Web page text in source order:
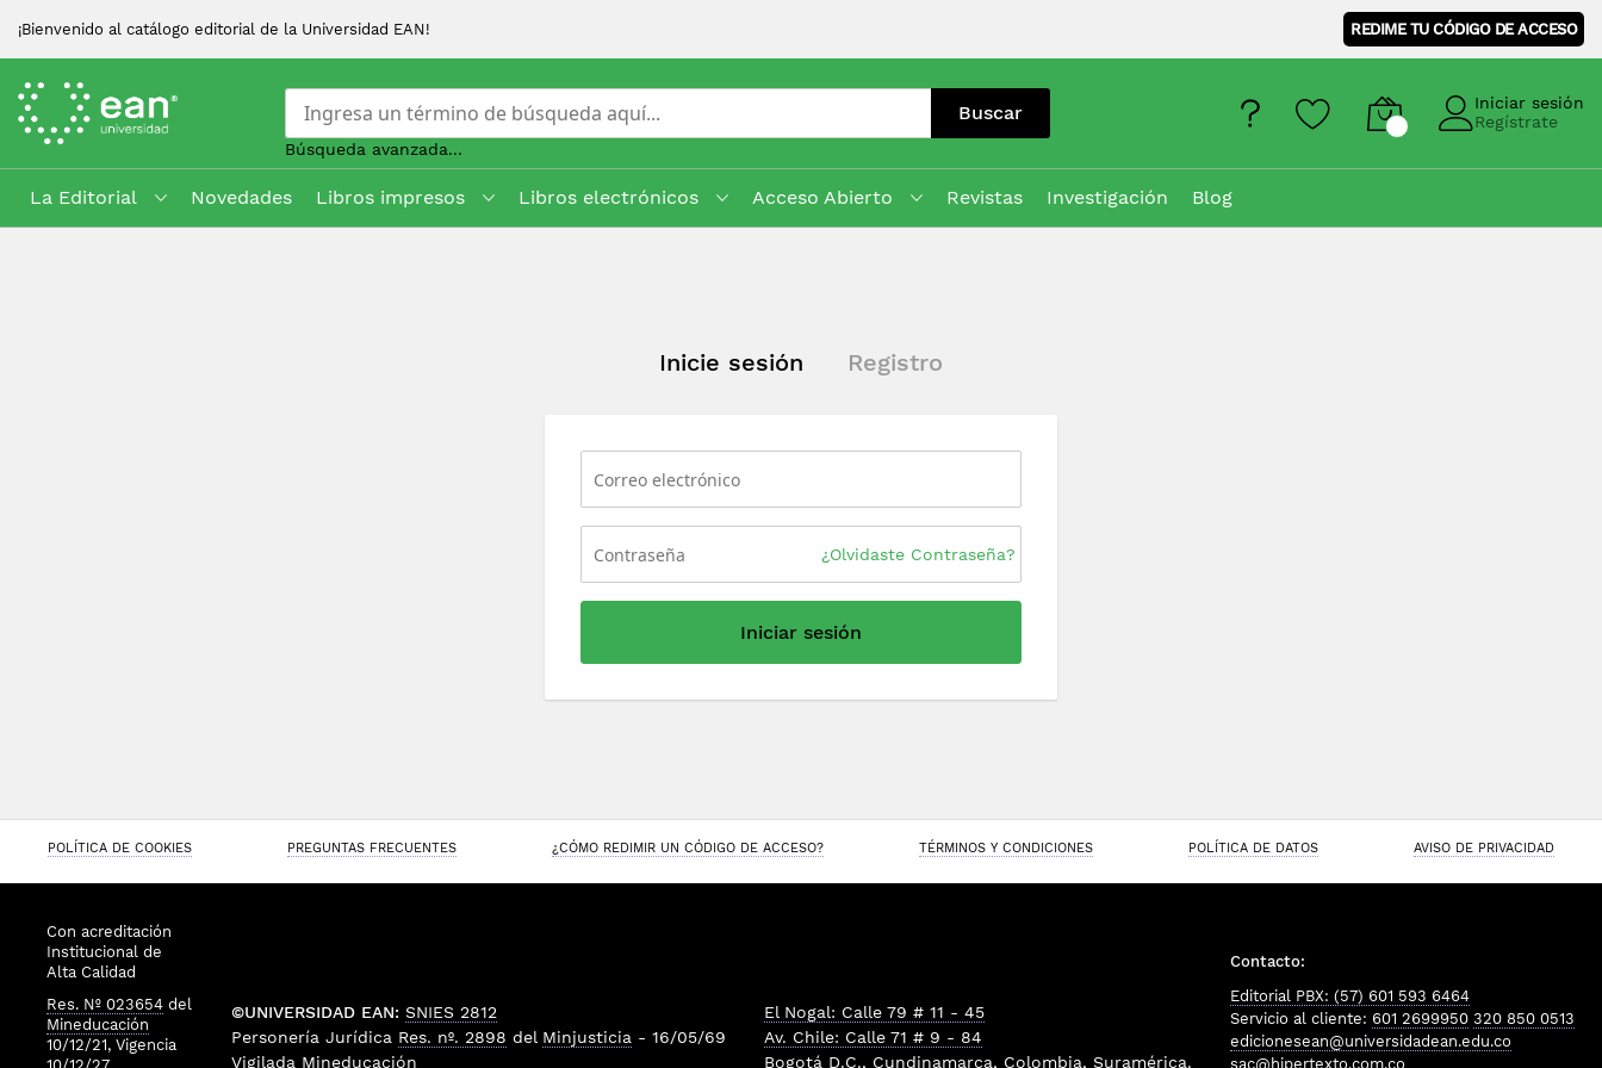
¡Bienvenido al catálogo editorial de la Universidad EAN! REDIME TU CÓDIGO DE ACCESO
Buscar
Búsqueda avanzada...
Iniciar sesión
Regístrate
La Editorial Novedades Libros impresos Libros electrónicos Acceso Abierto Revistas Investigación
Blog
Inicie sesión Registro
¿Olvidaste Contraseña?
Iniciar sesión
POLÍTICA DE COOKIES PREGUNTAS FRECUENTES ¿CÓMO REDIMIR UN CÓDIGO DE ACCESO? TÉRMINOS Y CONDICIONES POLÍTICA DE DATOS AVISO DE PRIVACIDAD
Con acreditación
Institucional de
Alta Calidad
Res. Nº 023654 del
Mineducación
10/12/21, Vigencia
©UNIVERSIDAD EAN: SNIES 2812
Personería Jurídica Res. nº. 2898 del Minjusticia - 16/05/69
Vigilada Mineducación
El Nogal: Calle 79 # 11 - 45
Av. Chile: Calle 71 # 9 - 84
Bogotá D.C., Cundinamarca, Colombia, Suramérica.
Contacto:
Editorial PBX: (57) 601 593 6464
Servicio al cliente: 601 2699950 320 850 0513
edicionesean@universidadean.edu.co
sac@hipertexto.com.co